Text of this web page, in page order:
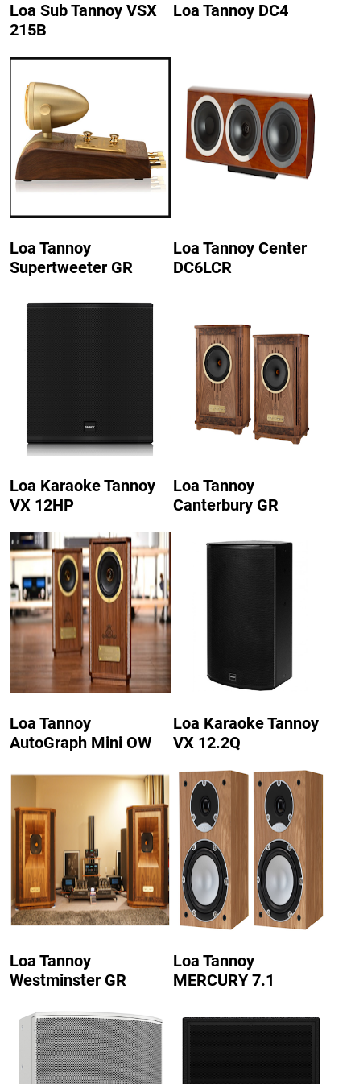
Loa Sub Tannoy VSX
215B
Loa Tannoy DC4
Loa Tannoy
Supertweeter GR
Loa Tannoy Center
DC6LCR
Loa Karaoke Tannoy
VX 12HP
Loa Tannoy
Canterbury GR
Loa Tannoy
AutoGraph Mini OW
Loa Karaoke Tannoy
VX 12.2Q
Loa Tannoy
Westminster GR
Loa Tannoy
MERCURY 7.1